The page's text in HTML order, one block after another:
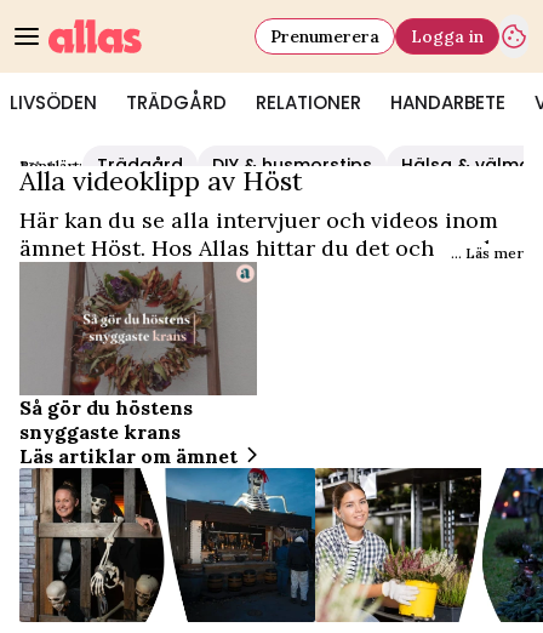
LIVSÖDEN TRÄDGÅRD RELATIONER HANDARBETE
Prenumerera Logga in
Populärt: Trädgård DIY & husmorstips Hälsa &
Video Start/Höst
Alla videoklipp av Höst
Här kan du se alla intervjuer och videos inom
ämnet Höst. Hos Allas hittar du det och mycket
... Läs mer
Så gör du höstens
snyggaste krans
Läs artiklar om ämnet